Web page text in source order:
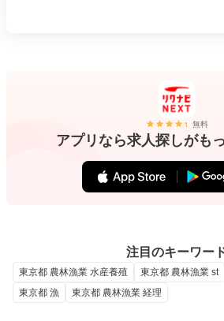
無料
アプリなら求人探しがも
注目のキーワー
東京都 農林漁業 水産養殖 東京都 農林漁業 st
東京都 漁
東京都 農林漁業 経理